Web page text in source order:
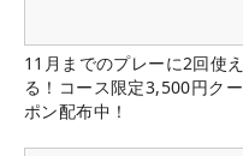
11月までのプレーに2回使え
る！コース限定3,500円クー
ポン配布中！